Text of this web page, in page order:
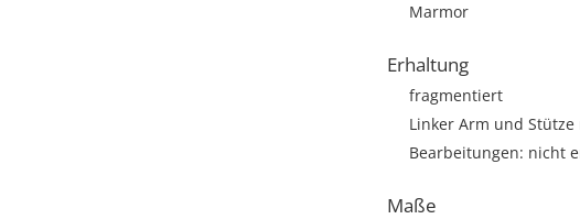
Marmor
Erhaltung
fragmentiert
Linker Arm und
Bearbeitungen: nicht
Maße